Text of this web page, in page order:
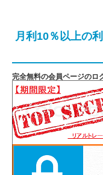
月利10％以上の
完全無料の会員ページのロ